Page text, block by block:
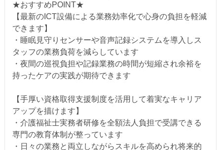
★おすすめPOINT★
【最新のICT設備による業務効率化で心身の負担を軽減
できます】
・睡眠見守りセンサーや音声記録システムを導入しス
タッフの業務負荷を減らしています
・夜間の巡視負担や記録業務の時間が短縮され余裕を
持ったケアの実践が期待できます
【手厚い資格取得支援制度を活用して着実なキャリア
アップを描けます】
・介護福祉士実務者研修を全額法人負担で受講できる
専門の教育体制が整っています
・日々の業務と両立しながらスキルを高められ将来的